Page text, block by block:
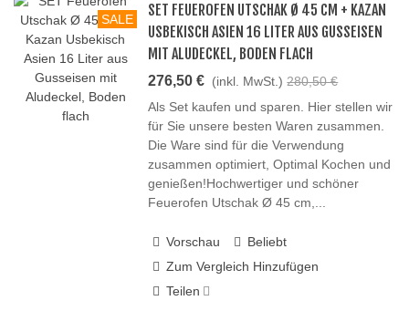
SALE
SET FEUEROFEN UTSCHAK Ø 45 CM + KAZAN
USBEKISCH ASIEN 16 LITER AUS GUSSEISEN
MIT ALUDECKEL, BODEN FLACH
276,50 € (inkl. MwSt.) 280,50 €
Als Set kaufen und sparen. Hier stellen wir
für Sie unsere besten Waren zusammen.
Die Ware sind für die Verwendung
zusammen optimiert, Optimal Kochen und
genießen!Hochwertiger und schöner
Feuerofen Utschak Ø 45 cm,...
Vorschau
Beliebt
Zum Vergleich Hinzufügen
Teilen